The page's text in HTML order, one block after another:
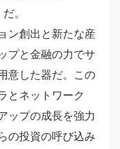
。
ン創出と新たな産
プと金融の力でサ
意した器だ。この
とネットワーク
ップの成長を強力
の投資の呼び込み